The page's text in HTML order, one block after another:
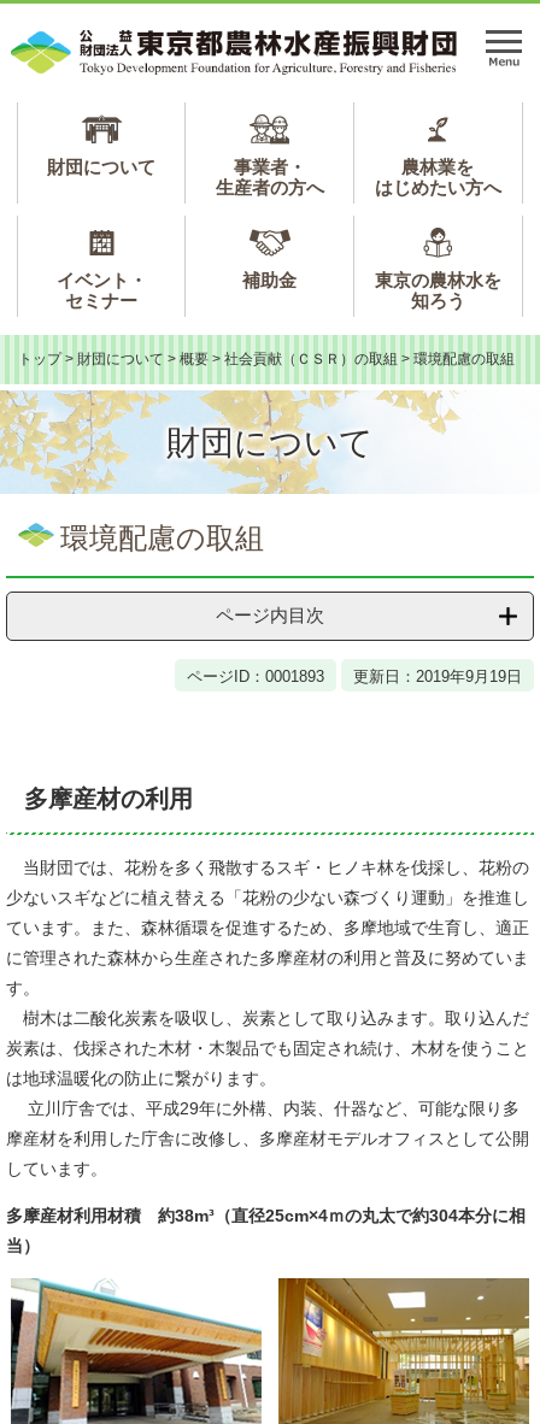
ジ
ュ
メ
財団について
事業者・
生産者の方へ
農林業を
はじめたい方へ
イベント・
セミナー
補助金
東京の農林水を
知ろう
トップ > 財団について > 概要 > 社会貢献（ＣＳＲ）の取組 > 環境配慮の取組
財団について
文
環境配慮の取組
ページ内目次
ページID：0001893 更新日：2019年9月19日
多摩産材の利用
当財団では、花粉を多く飛散するスギ・ヒノキ林を伐採し、花粉の
少ないスギなどに植え替える「花粉の少ない森づくり運動」を推進し
ています。また、森林循環を促進するため、多摩地域で生育し、適正
に管理された森林から生産された多摩産材の利用と普及に努めていま
す。
樹木は二酸化炭素を吸収し、炭素として取り込みます。取り込んだ
炭素は、伐採された木材・木製品でも固定され続け、木材を使うこと
は地球温暖化の防止に繋がります。
立川庁舎では、平成29年に外構、内装、什器など、可能な限り多
摩産材を利用した庁舎に改修し、多摩産材モデルオフィスとして公開
しています。
多摩産材利用材積 約38m³（直径25cm×4ｍの丸太で約304本分に相
当）